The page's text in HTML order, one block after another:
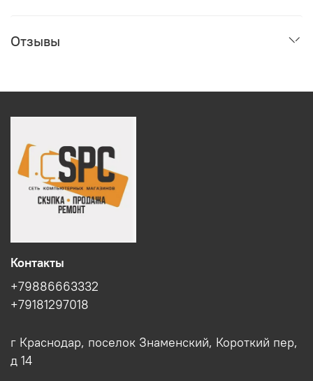
Отзывы
Контакты
+79886663332
+79181297018
г Краснодар, поселок Знаменский, Короткий пер,
д 14